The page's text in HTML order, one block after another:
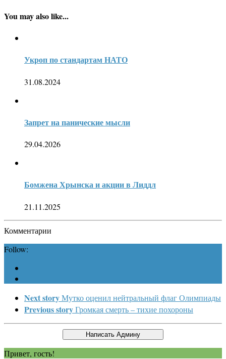
You may also like...
Укроп по стандартам НАТО
31.08.2024
Запрет на панические мысли
29.04.2026
Бомжена Хрынска и акции в Лиддл
21.11.2025
Комментарии
Follow:
Next storyМутко оценил нейтральный флаг Олимпиады
Previous storyГромкая смерть – тихие похороны
Привет, гость!